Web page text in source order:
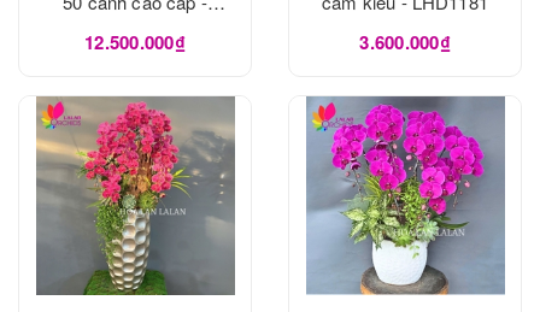
LHD1182
12.500.000₫ 3.600.000₫